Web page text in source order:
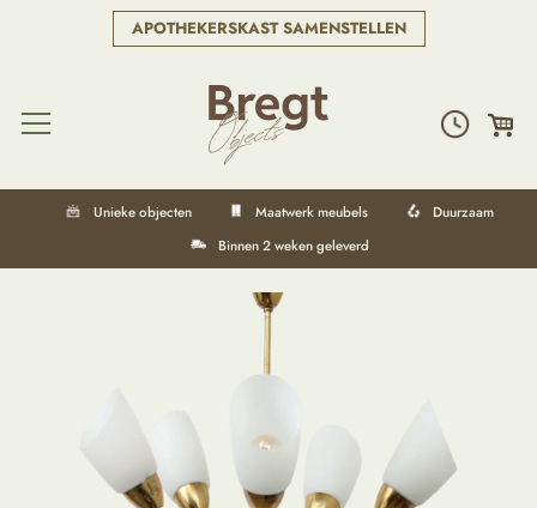
APOTHEKERSKAST SAMENSTELLEN
Unieke objecten Maatwerk meubels
Duurzaam
Binnen 2 weken geleverd